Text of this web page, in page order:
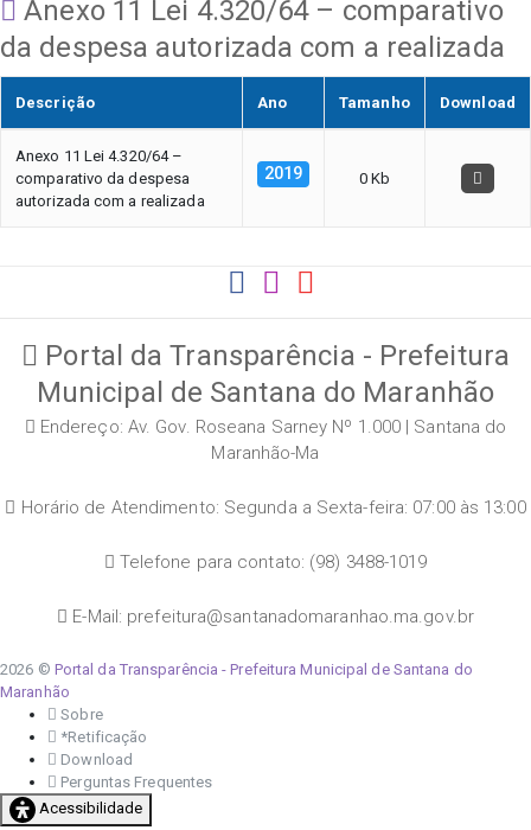
Anexo 11 Lei 4.320/64 – comparativo
da despesa autorizada com a realizada
Descrição Ano Tamanho Download
Anexo 11 Lei 4.320/64 –
comparativo da despesa
autorizada com a realizada
2019 0 Kb
Portal da Transparência - Prefeitura
Municipal de Santana do Maranhão
Endereço: Av. Gov. Roseana Sarney Nº 1.000 | Santana do
Maranhão-Ma
Horário de Atendimento: Segunda a Sexta-feira: 07:00 às 13:00
Telefone para contato: (98) 3488-1019
E-Mail: prefeitura@santanadomaranhao.ma.gov.br
2026 © Portal da Transparência - Prefeitura Municipal de Santana do
Maranhão
Sobre
*Retificação
Download
Perguntas Frequentes
Acessibilidade